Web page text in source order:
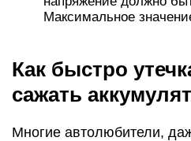
Максимальное
Как быстро
сажать
Многие автолюбители,